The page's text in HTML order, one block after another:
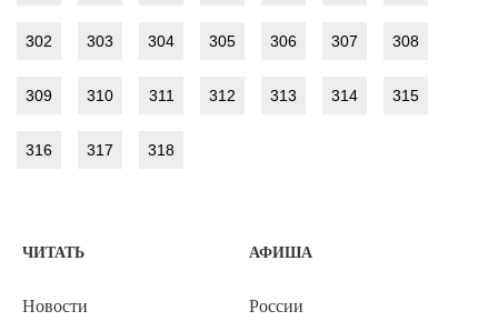
302 303 304 305 306 307 308
309 310 311 312 313 314 315
316 317 318
ЧИТАТЬ
Новости
АФИША
России